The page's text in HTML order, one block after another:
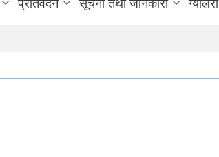
प्रतिवेदन सूचना तथा जानकारी ग्यालरी